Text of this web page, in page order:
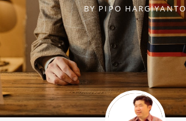
BYPIPO HARGIYANTO